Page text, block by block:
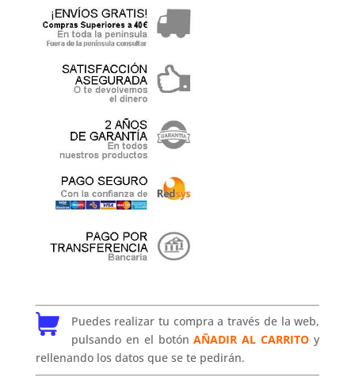
Puedes realizar tu compra a través de la web,
pulsando en el botónAÑADIR AL CARRITO y
rellenando los datos que se te pedirán.